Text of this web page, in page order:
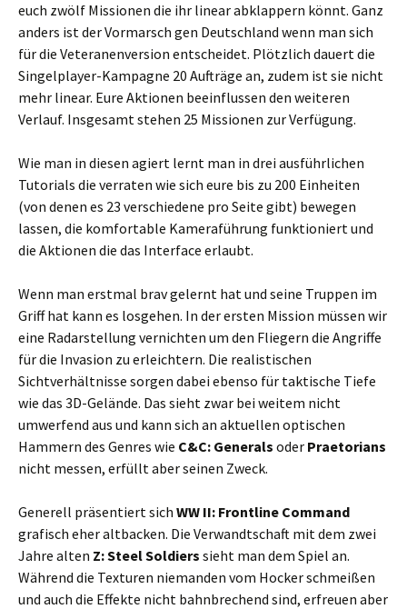
euch zwölf Missionen die ihr linear abklappern könnt. Ganz
anders ist der Vormarsch gen Deutschland wenn man sich
für die Veteranenversion entscheidet. Plötzlich dauert die
Singelplayer-Kampagne 20 Aufträge an, zudem ist sie nicht
mehr linear. Eure Aktionen beeinflussen den weiteren
Verlauf. Insgesamt stehen 25 Missionen zur Verfügung.
Wie man in diesen agiert lernt man in drei ausführlichen
Tutorials die verraten wie sich eure bis zu 200 Einheiten
(von denen es 23 verschiedene pro Seite gibt) bewegen
lassen, die komfortable Kameraführung funktioniert und
die Aktionen die das Interface erlaubt.
Wenn man erstmal brav gelernt hat und seine Truppen im
Griff hat kann es losgehen. In der ersten Mission müssen wir
eine Radarstellung vernichten um den Fliegern die Angriffe
für die Invasion zu erleichtern. Die realistischen
Sichtverhältnisse sorgen dabei ebenso für taktische Tiefe
wie das 3D-Gelände. Das sieht zwar bei weitem nicht
umwerfend aus und kann sich an aktuellen optischen
Hammern des Genres wie C&C: Generals oder Praetorians
nicht messen, erfüllt aber seinen Zweck.
Generell präsentiert sich WW II: Frontline Command
grafisch eher altbacken. Die Verwandtschaft mit dem zwei
Jahre alten Z: Steel Soldiers sieht man dem Spiel an.
Während die Texturen niemanden vom Hocker schmeißen
und auch die Effekte nicht bahnbrechend sind, erfreuen aber